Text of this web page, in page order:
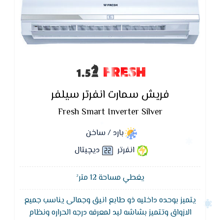
FRESH
فريش سمارت انفرتر سيلفر
Fresh Smart Inverter Silver
بارد / ساخن
انفرتر
ديچيتال
يغطي مساحة 12 متر²
يتميز بوحده داخليه ذو طابع انيق وجمالى يناسب جميع
الازواق وتتميز بشاشه ليد لمعرفه درجه الحراره ونظام